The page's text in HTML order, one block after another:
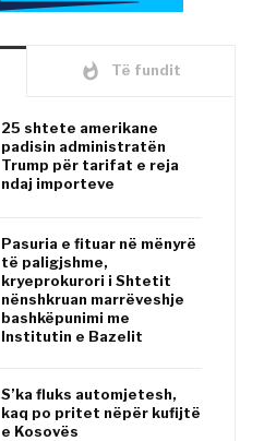
whatshot Të fundit
25 shtete amerikane
padisin administratën
Trump për tarifat e reja
ndaj importeve
Pasuria e fituar në mënyrë
të paligjshme,
kryeprokurori i Shtetit
nënshkruan marrëveshje
bashkëpunimi me
Institutin e Bazelit
S’ka fluks automjetesh,
kaq po pritet nëpër kufijtë
e Kosovës